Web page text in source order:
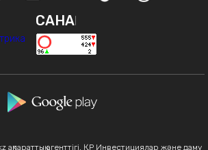
САНАҚ
агенттігі, ҚР Инвестициялар және даму